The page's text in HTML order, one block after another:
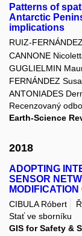
Patterns of
Antarctic
implications
RUIZ-
CANNONE
GUGLIELMIN
FERNÁNDEZ
ANTONIADES
Recenzovaný
Earth-Science
2018
ADOPTING
SENSOR
CIBULA Róbert
Stať ve sborníku
GIS for Safety &